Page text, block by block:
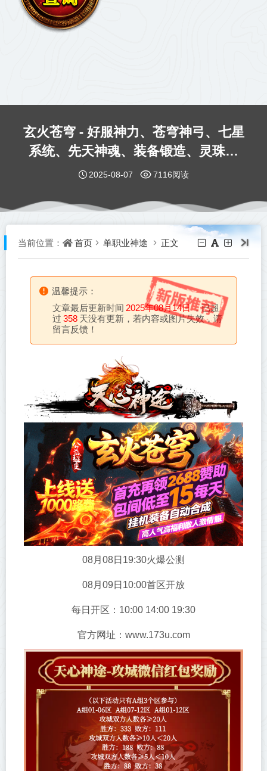
玄火苍穹 - 好服神力、苍穹神弓、七星
系统、先天神魂、装备锻造、灵珠提
升、幸运抽奖、上线送1000路费、首充
2025-08-07 7116阅读
当前位置： 首页 单职业神途 正文
温馨提示：
文章最后更新时间 2025年08月14日，已超
过 358 天没有更新，若内容或图片失效，请
留言反馈！
08月08日19:30火爆公测
08月09日10:00首区开放
每日开区：10:00 14:00 19:30
官方网址：www.173u.com